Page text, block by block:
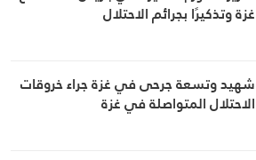
غزة وتذكيرًا بجرائم الاحتلال
شهيد وتسعة جرحى في غزة جراء خروقات
الاحتلال المتواصلة في غزة